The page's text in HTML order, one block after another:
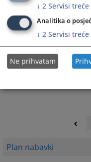
Plan nabavki
01.12.2022.
Izmjena i dopuna plana
31.10.2022.
Izmjena i dopuna
↓ 2 Servisi
Analitika o
↓ 2 Servisi
Ne prihvatam